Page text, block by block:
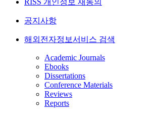
RISS 개인정보 재동의
공지사항
해외전자정보서비스 검색
Academic Journals
Ebooks
Dissertations
Conference Materials
Reviews
Reports